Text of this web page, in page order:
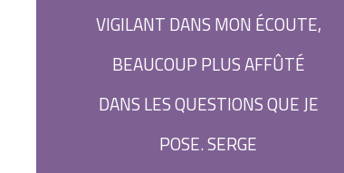
VIGILANT DANS MON ÉCOUTE,
BEAUCOUP PLUS AFFÛTÉ
DANS LES QUESTIONS QUE JE
POSE. SERGE